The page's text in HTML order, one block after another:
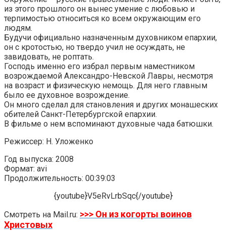
из этого прошлого он вынес умение с любовью и
терпимостью относиться ко всем окружающим его
людям.
Будучи официально назначенным духовником епархии,
он с кротостью, но твердо учил не осуждать, не
завидовать, не роптать.
Господь именно его избрал первым наместником
возрождаемой Александро-Невской Лавры, несмотря
на возраст и физическую немощь. Для него главным
было ее духовное возрождение.
Он много сделал для становления и других монашеских
обителей Санкт-Петербургской епархии.
В фильме о нем вспоминают духовные чада батюшки.
Режиссер: Н. Уложенко
Год выпуска: 2008
Формат: avi
Продолжительность: 00:39:03
{youtube}V5eRvLrbSqc{/youtube}
Смотреть на Mail.ru: >>> Он из когорты воинов
Христовых